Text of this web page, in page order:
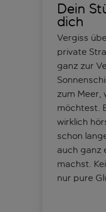
Dein
dich
Vergiss
private
ganz zur
zum Meer,
möchtest.
wirklich
schon
auch ganz
machst.
nur pure